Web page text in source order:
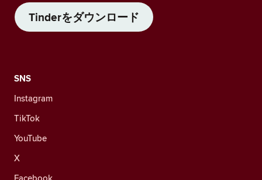
Tinderをダウンロード
SNS
Instagram
TikTok
YouTube
X